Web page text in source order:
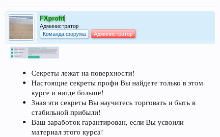
FXprofit
Администратор
Команда форума
Администратор
Секреты лежат на поверхности!
Настоящие секреты профи Вы найдете только в этом
курсе и нигде больше!
Зная эти секреты Вы научитесь торговать и быть в
стабильной прибыли!
Ваш заработок гарантирован, если Вы усвоили
материал этого курса!